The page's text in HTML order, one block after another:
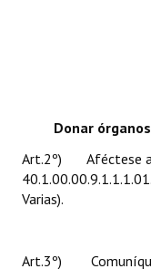
Donar
Art.2º) Aféctese a
Varias).
Art.3º)